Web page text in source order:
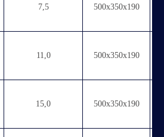
7,5 500х350х190
11,0 500х350х190
15,0 500х350х190